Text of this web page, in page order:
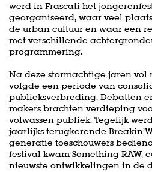
werd in Frascati het
georganiseerd, waar veel
de urban cultuur en waar een
met verschillende
programmering.
Na deze stormachtige jaren
volgde een periode van
publieksverbreding. Debatten
makers brachten verdieping
volwassen publiek. Tegelijk
jaarlijks terugkerende
generatie toeschouwers
festival kwam Something RAW,
nieuwste ontwikkelingen in de